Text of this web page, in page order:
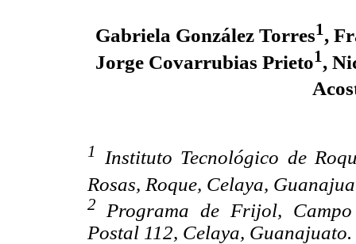
Gabriela González Torres1,
Jorge Covarrubias Prieto1,
1
Instituto Tecnológico de
Rosas, Roque, Celaya,
2 Programa de Frijol,
Postal 112, Celaya, Guanajuato.